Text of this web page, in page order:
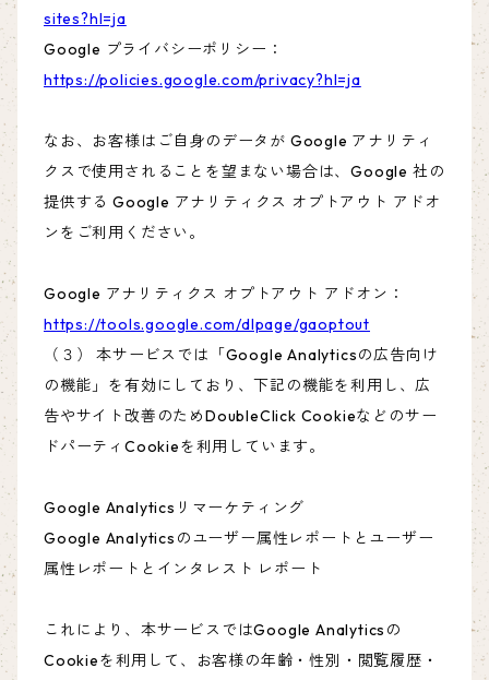
sites?hl=ja
Google プライバシーポリシー：
https://policies.google.com/privacy?hl=ja
なお、お客様はご自身のデータが Google アナリティ
クスで使用されることを望まない場合は、Google 社の
提供する Google アナリティクス オプトアウト アドオ
ンをご利用ください。
Google アナリティクス オプトアウト アドオン：
https://tools.google.com/dlpage/gaoptout
（３） 本サービスでは「Google Analyticsの広告向け
の機能」を有効にしており、下記の機能を利用し、広
告やサイト改善のためDoubleClick Cookieなどのサー
ドパーティCookieを利用しています。
Google Analyticsリマーケティング
Google Analyticsのユーザー属性レポートとユーザー
属性レポートとインタレスト レポート
これにより、本サービスではGoogle Analyticsの
Cookieを利用して、お客様の年齢・性別・閲覧履歴・